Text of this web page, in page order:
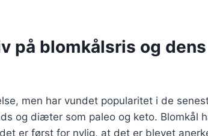
på blomkålsris og dens
men har vundet popularitet i de
og diæter som paleo og keto. Blomkål
er først for nylig, at det er blevet